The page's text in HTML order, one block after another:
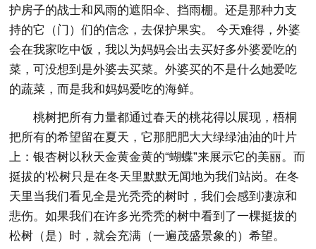
护房子的战士和风雨的遮阳伞、挡雨棚。还是那种力支
持的它（门）们的信念，去保护果实。 今天难得，外婆
会在我家吃中饭，我以为妈妈会出去买好多外婆爱吃的
菜，可没想到是外婆去买菜。外婆买的不是什么她爱吃
的蔬菜，而是我和妈妈爱吃的海鲜。
桃树把所有力量都通过春天的桃花得以展现，梧桐
把所有的希望留在夏天，它那肥肥大大绿绿油油的叶片
上：银杏树以秋天金黄金黄的“蝴蝶”来展示它的美丽。而
挺拔的'松树只是在冬天里默默无闻地为我们站岗。在冬
天里当我们看见全是光秃秃的树时，我们会感到凄凉和
悲伤。如果我们在许多光秃秃的树中看到了一棵挺拔的
松树（是）时，就会充满（一遍茂盛景象的）希望。